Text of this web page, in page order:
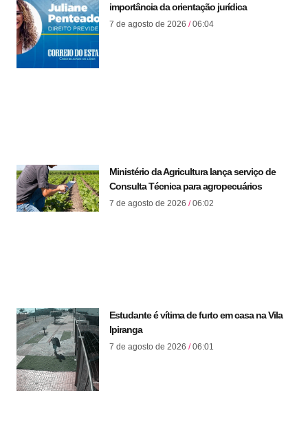
importância da orientação jurídica
7 de agosto de 2026 06:04
Ministério da Agricultura lança serviço de
Consulta Técnica para agropecuários
7 de agosto de 2026 06:02
Estudante é vítima de furto em casa na Vila
Ipiranga
7 de agosto de 2026 06:01